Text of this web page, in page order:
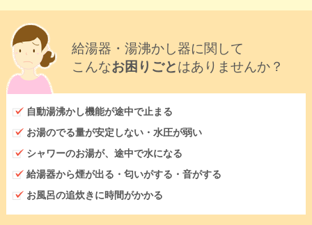
給湯器・湯沸かし器に関して
こんなお困りごとはありませんか？
自動湯沸かし機能が途中で止まる
お湯のでる量が安定しない・水圧が弱い
シャワーのお湯が、途中で水になる
給湯器から煙が出る・匂いがする・音がする
お風呂の追炊きに時間がかかる